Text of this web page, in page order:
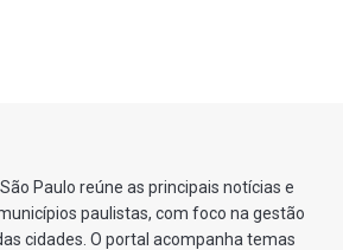
Paulo reúne as principais notícias e
paulistas, com foco na gestão
cidades. O portal acompanha temas